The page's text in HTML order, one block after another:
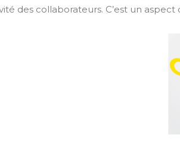
des collaborateurs. C’est un